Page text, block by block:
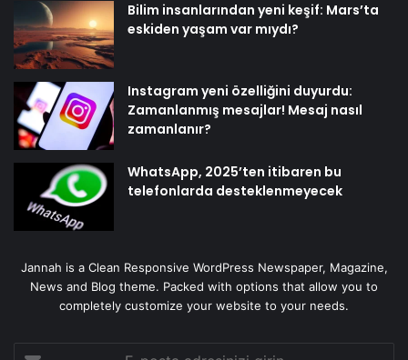
Bilim insanlarından yeni keşif: Mars’ta
eskiden yaşam var mıydı?
Instagram yeni özelliğini duyurdu:
Zamanlanmış mesajlar! Mesaj nasıl
zamanlanır?
WhatsApp, 2025’ten itibaren bu
telefonlarda desteklenmeyecek
Jannah is a Clean Responsive WordPress Newspaper, Magazine,
News and Blog theme. Packed with options that allow you to
completely customize your website to your needs.